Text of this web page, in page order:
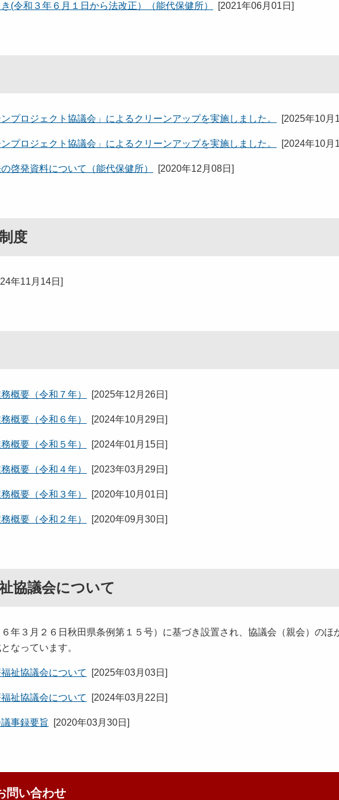
(令和３年６月１日から法改正）（能代保健所） [2021年06月01日 ]
プロジェクト協議会」によるクリーンアップを実施しました。 [2025年10月
プロジェクト協議会」によるクリーンアップを実施しました。 [2024年10月
啓発資料について（能代保健所） [2020年12月08日 ]
度
年11月14日 ]
概要（令和７年） [2025年12月26日 ]
概要（令和６年） [2024年10月29日 ]
概要（令和５年） [2024年01月15日 ]
概要（令和４年） [2023年03月29日 ]
概要（令和３年） [2020年10月01日 ]
概要（令和２年） [2020年09月30日 ]
協議会について
年３月２６日秋田県条例第１５号）に基づき設置され、協議会（親会）のほ
なっています。
祉協議会について [2025年03月03日 ]
祉協議会について [2024年03月22日 ]
事録要旨 [2020年03月30日 ]
問い合わせ